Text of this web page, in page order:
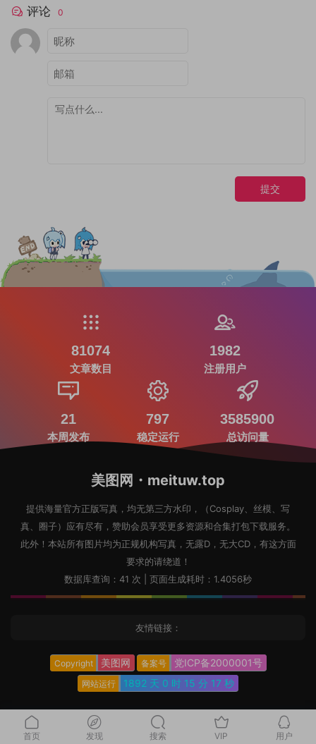
评论 0
提交
81074
文章数目
1982
注册用户
21
本周发布
797
稳定运行
3585900
总访问量
美图网・meituw.top
提供海量官方正版写真，均无第三方水印，（Cosplay、丝模、写
真、圈子）应有尽有，赞助会员享受更多资源和合集打包下载服务。
此外！本站所有图片均为正规机构写真，无露D，无大CD，有这方面
要求的请绕道！
数据库查询：41 次 | 页面生成耗时：1.4056秒
友情链接：
Copyright 美图网 备案号 党ICP备2000001号
网站运行 1892 天 0 时 15 分 19 秒
首页 发现 搜索 VIP 用户